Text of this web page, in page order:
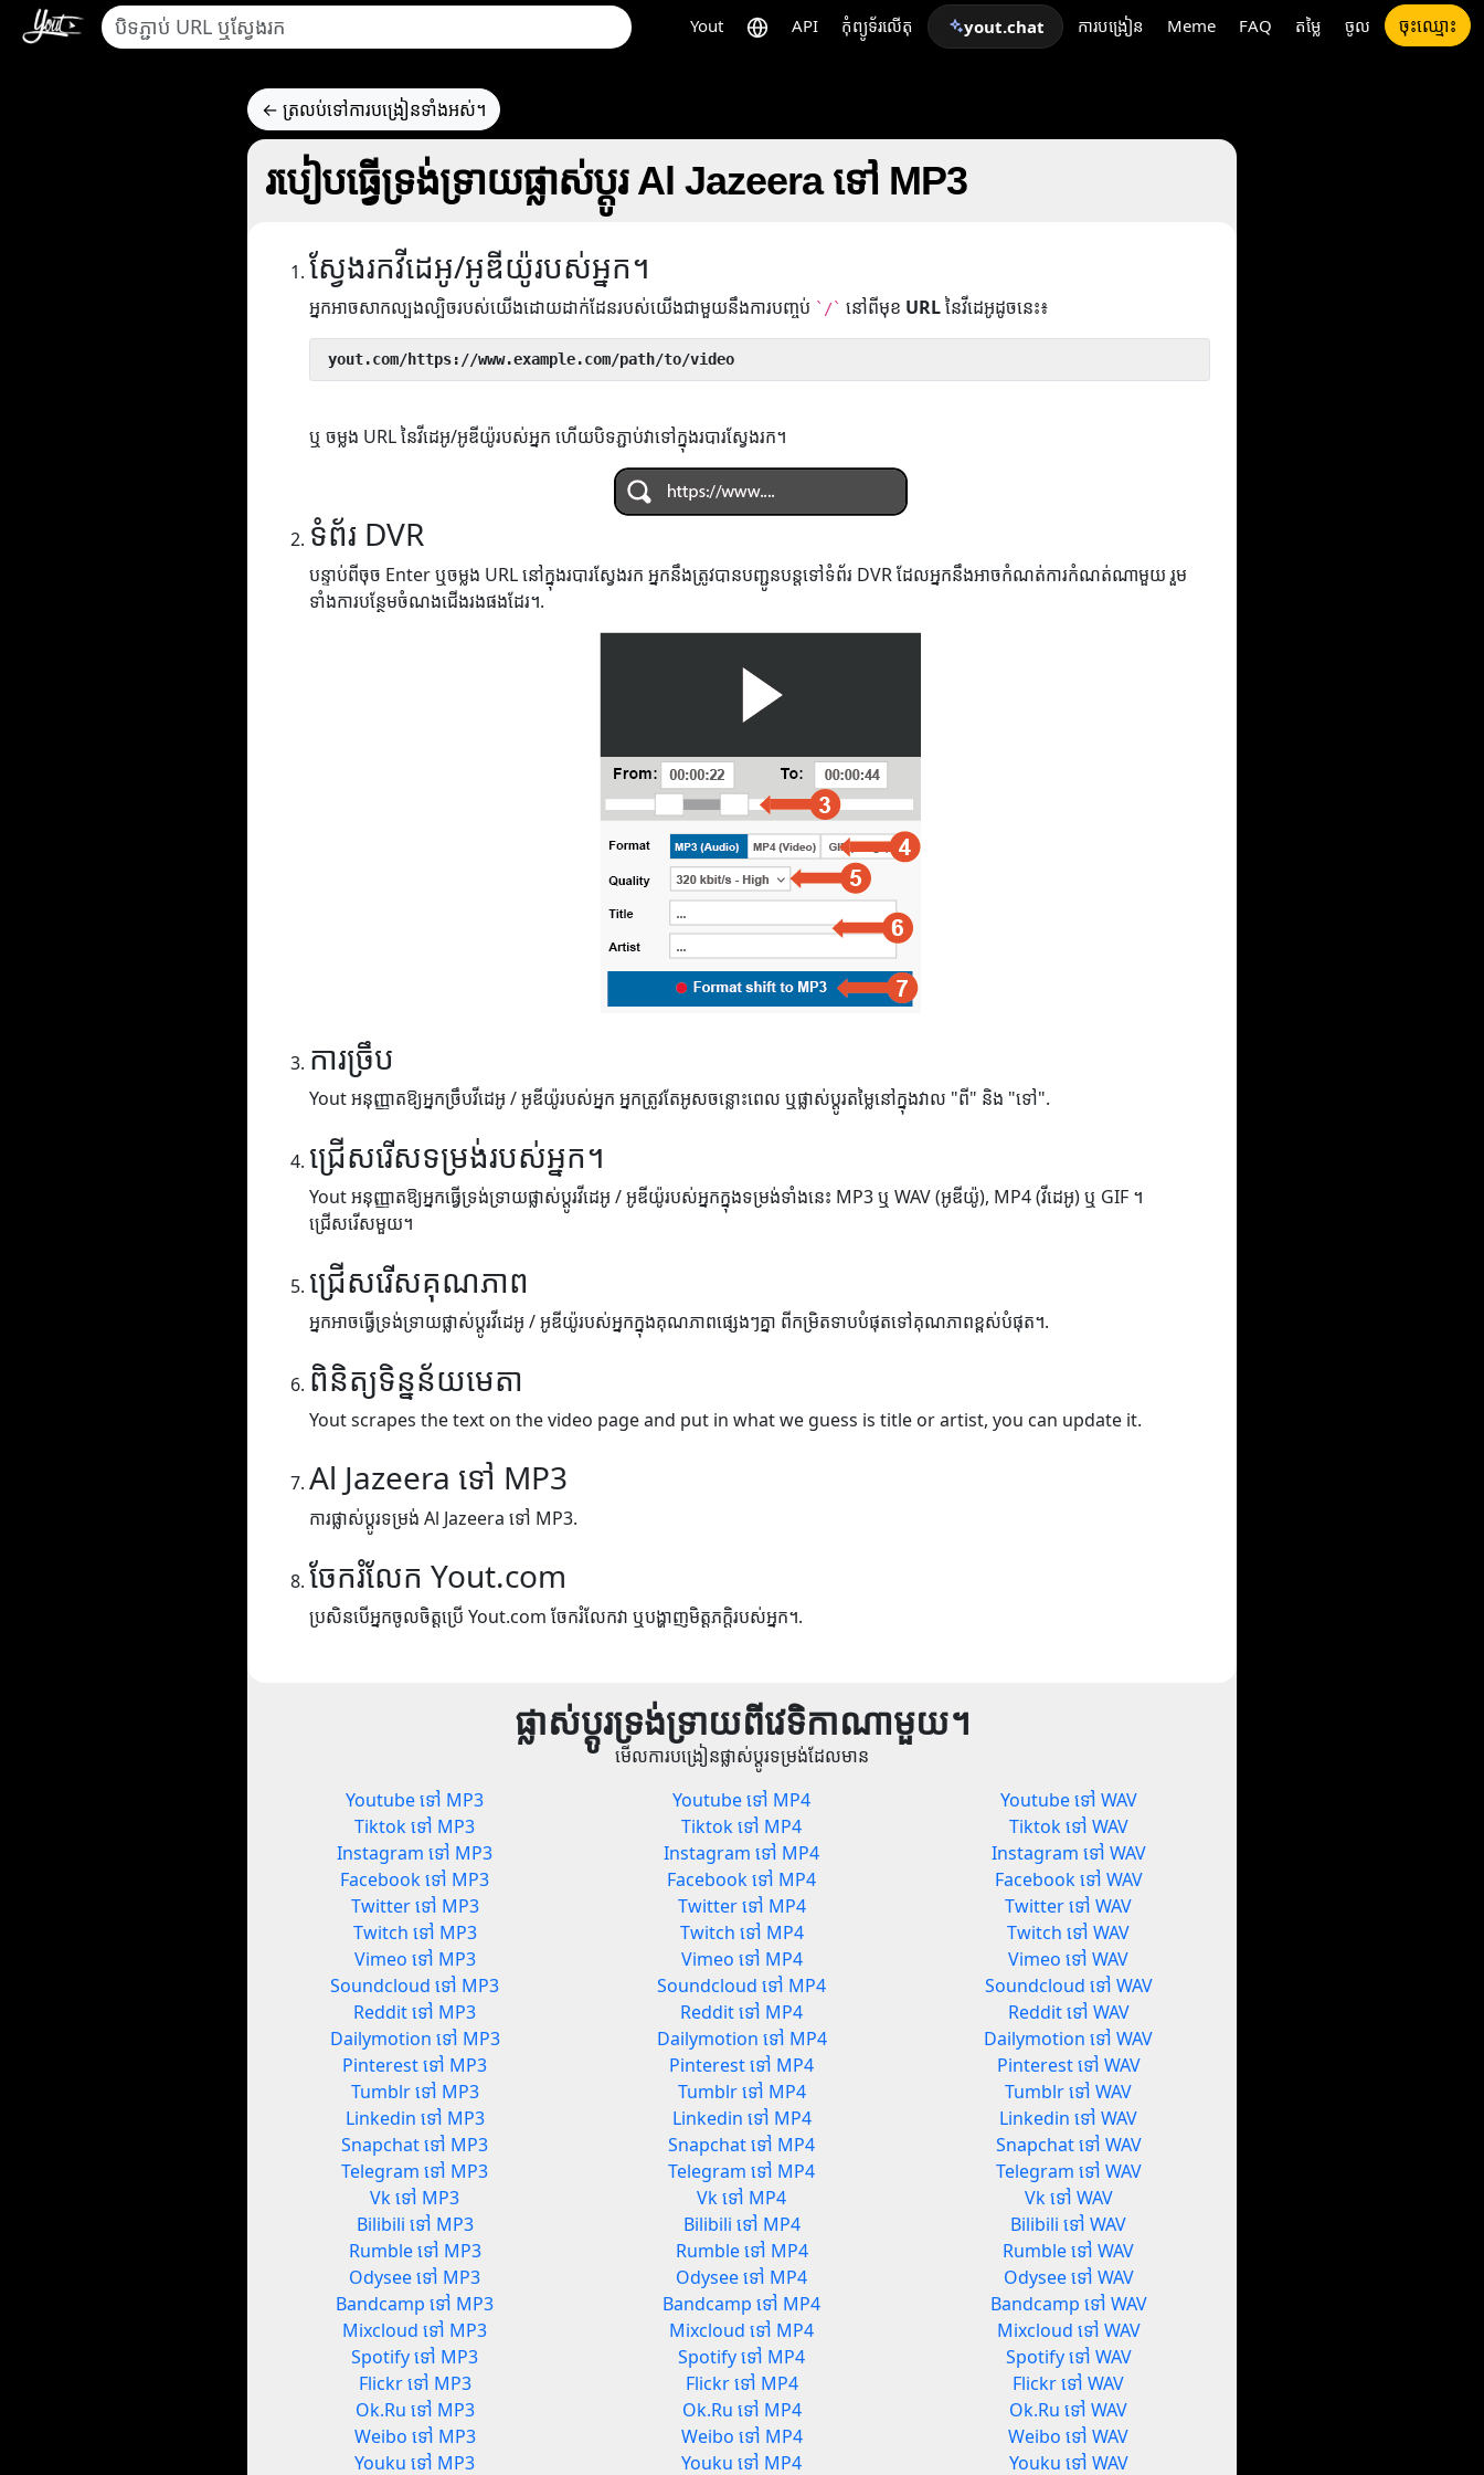
Yout API កុំព្យូទ័រលើតុ yout.chat ការបង្រៀន Meme FAQ តម្លៃ ចូល ចុះឈ្មោះ
← ត្រលប់ទៅការបង្រៀនទាំងអស់។
របៀបធ្វើទ្រង់ទ្រាយផ្លាស់ប្តូរ Al Jazeera ទៅ MP3
ស្វែងរកវីដេអូ/អូឌីយ៉ូរបស់អ្នក។
អ្នកអាចសាកល្បងល្បិចរបស់យើងដោយដាក់ដែនរបស់យើងជាមួយនឹងការបញ្ចប់ `/` នៅពីមុខ URLនៃវីដេអូដូចនេះ៖
yout.com/https://www.example.com/path/to/video
ឬ ចម្លង URL នៃវីដេអូ/អូឌីយ៉ូរបស់អ្នក ហើយបិទភ្ជាប់វាទៅក្នុងរបារស្វែងរក។
ទំព័រ DVR
បន្ទាប់ពីចុច Enter ឬចម្លង URL នៅក្នុងរបារស្វែងរក អ្នកនឹងត្រូវបានបញ្ជូនបន្តទៅទំព័រ DVR ដែលអ្នកនឹងអាចកំណត់ការកំណត់ណាមួយ រួម
ទាំងការបន្ថែមចំណងជើងរងផងដែរ។.
ការច្រឹប
Yout អនុញ្ញាតឱ្យអ្នកច្រឹបវីដេអូ / អូឌីយ៉ូរបស់អ្នក អ្នកត្រូវតែអូសចន្លោះពេល ឬផ្លាស់ប្តូរតម្លៃនៅក្នុងវាល "ពី" និង "ទៅ".
ជ្រើសរើសទម្រង់របស់អ្នក។
Yout អនុញ្ញាតឱ្យអ្នកធ្វើទ្រង់ទ្រាយផ្លាស់ប្តូរវីដេអូ / អូឌីយ៉ូរបស់អ្នកក្នុងទម្រង់ទាំងនេះ MP3 ឬ WAV (អូឌីយ៉ូ), MP4 (វីដេអូ) ឬ GIF ។
ជ្រើសរើសមួយ។
ជ្រើសរើសគុណភាព
អ្នកអាចធ្វើទ្រង់ទ្រាយផ្លាស់ប្តូរវីដេអូ / អូឌីយ៉ូរបស់អ្នកក្នុងគុណភាពផ្សេងៗគ្នា ពីកម្រិតទាបបំផុតទៅគុណភាពខ្ពស់បំផុត។.
ពិនិត្យទិន្នន័យមេតា
Yout scrapes the text on the video page and put in what we guess is title or artist, you can update it.
Al Jazeera ទៅ MP3
ការផ្លាស់ប្តូរទម្រង់ Al Jazeera ទៅ MP3.
ចែករំលែក Yout.com
ប្រសិនបើអ្នកចូលចិត្តប្រើ Yout.com ចែករំលែកវា ឬបង្ហាញមិត្តភក្តិរបស់អ្នក។.
ផ្លាស់ប្តូរទ្រង់ទ្រាយពីវេទិកាណាមួយ។
មើលការបង្រៀនផ្លាស់ប្តូរទម្រង់ដែលមាន
Youtube ទៅ MP3
Tiktok ទៅ MP3
Instagram ទៅ MP3
Facebook ទៅ MP3
Twitter ទៅ MP3
Twitch ទៅ MP3
Vimeo ទៅ MP3
Soundcloud ទៅ MP3
Reddit ទៅ MP3
Dailymotion ទៅ MP3
Pinterest ទៅ MP3
Tumblr ទៅ MP3
Linkedin ទៅ MP3
Snapchat ទៅ MP3
Telegram ទៅ MP3
Vk ទៅ MP3
Bilibili ទៅ MP3
Rumble ទៅ MP3
Odysee ទៅ MP3
Bandcamp ទៅ MP3
Mixcloud ទៅ MP3
Spotify ទៅ MP3
Flickr ទៅ MP3
Ok.Ru ទៅ MP3
Weibo ទៅ MP3
Youku ទៅ MP3
Youtube ទៅ MP4
Tiktok ទៅ MP4
Instagram ទៅ MP4
Facebook ទៅ MP4
Twitter ទៅ MP4
Twitch ទៅ MP4
Vimeo ទៅ MP4
Soundcloud ទៅ MP4
Reddit ទៅ MP4
Dailymotion ទៅ MP4
Pinterest ទៅ MP4
Tumblr ទៅ MP4
Linkedin ទៅ MP4
Snapchat ទៅ MP4
Telegram ទៅ MP4
Vk ទៅ MP4
Bilibili ទៅ MP4
Rumble ទៅ MP4
Odysee ទៅ MP4
Bandcamp ទៅ MP4
Mixcloud ទៅ MP4
Spotify ទៅ MP4
Flickr ទៅ MP4
Ok.Ru ទៅ MP4
Weibo ទៅ MP4
Youku ទៅ MP4
Youtube ទៅ WAV
Tiktok ទៅ WAV
Instagram ទៅ WAV
Facebook ទៅ WAV
Twitter ទៅ WAV
Twitch ទៅ WAV
Vimeo ទៅ WAV
Soundcloud ទៅ WAV
Reddit ទៅ WAV
Dailymotion ទៅ WAV
Pinterest ទៅ WAV
Tumblr ទៅ WAV
Linkedin ទៅ WAV
Snapchat ទៅ WAV
Telegram ទៅ WAV
Vk ទៅ WAV
Bilibili ទៅ WAV
Rumble ទៅ WAV
Odysee ទៅ WAV
Bandcamp ទៅ WAV
Mixcloud ទៅ WAV
Spotify ទៅ WAV
Flickr ទៅ WAV
Ok.Ru ទៅ WAV
Weibo ទៅ WAV
Youku ទៅ WAV